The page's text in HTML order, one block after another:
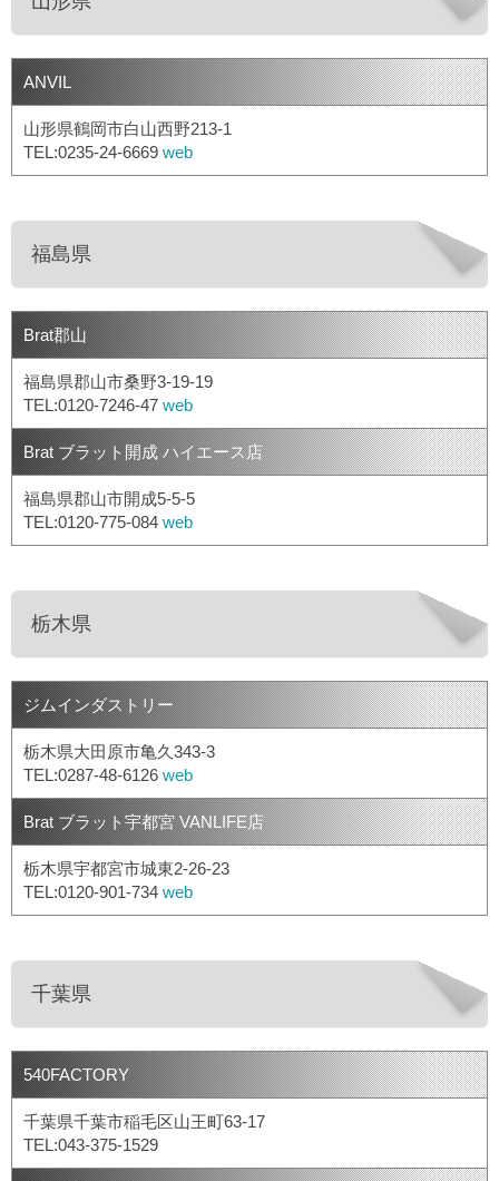
ANVIL
山形県鶴岡市白山西野213-1
TEL:0235-24-6669 web
福島県
Brat郡山
福島県郡山市桑野3-19-19
TEL:0120-7246-47 web
Brat ブラット開成 ハイエース店
福島県郡山市開成5-5-5
TEL:0120-775-084 web
栃木県
ジムインダストリー
栃木県大田原市亀久343-3
TEL:0287-48-6126 web
Brat ブラット宇都宮 VANLIFE店
栃木県宇都宮市城東2-26-23
TEL:0120-901-734 web
千葉県
540FACTORY
千葉県千葉市稲毛区山王町63-17
TEL:043-375-1529